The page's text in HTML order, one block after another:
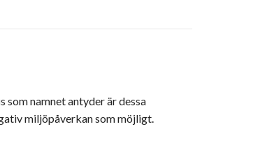
namnet antyder är dessa
miljöpåverkan som möjligt.